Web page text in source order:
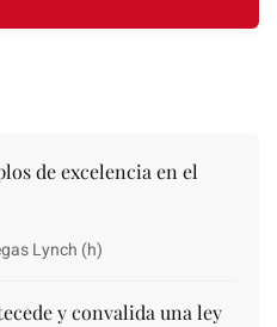
de excelencia en el
Lynch (h)
y convalida una ley